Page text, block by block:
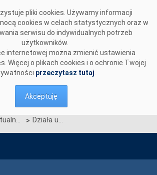
pliki cookies. Używamy informacji
cookies w celach statystycznych oraz w
serwisu do indywidualnych potrzeb
użytkowników.
internetowej można zmienić ustawienia
Więcej o plikach cookies i o ochronie Twojej
przeczytasz tutaj
Akceptuję
Aktualności > Działa układ docelowy na połączeniu Krajnik - Vierraden